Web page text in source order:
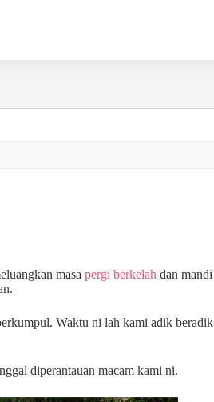
masa pergi berkelah dan mandi
Waktu ni lah kami adik beradik
diperantauan macam kami ni.